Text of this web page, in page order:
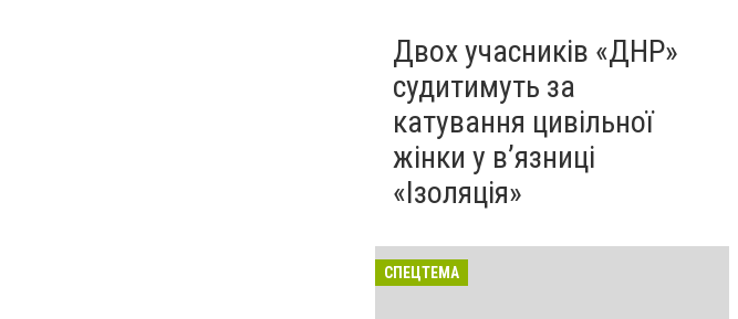
Двох учасників «ДНР»
судитимуть за
катування цивільної
жінки у в’язниці
«Ізоляція»
СПЕЦТЕМА